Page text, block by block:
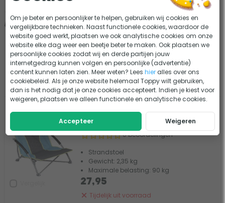
Vergelijk
strandmat/strandstoel - Blauw
1 beoordeling
Strandstoel
Gewicht: 1,1 kg
Tijdelijk uit voorraad
19,95
13,97
Bo-Camp Beach Chair Compact
vouwstoel - Blauw/grijs
0 beoordelingen
Strandstoel
Gewicht: 2,35 kg
Maximale belasting: 90 kg
Tijdelijk uit voorraad
27,95
Om je beter en persoonlijker te helpen, gebruiken wij cookies en
vergelijkbare technieken. Naast functionele cookies, waardoor de
website goed werkt, plaatsen we ook analytische cookies om onze
website elke dag weer een beetje beter te maken. Ook plaatsen we
persoonlijke cookies zodat wij en derde partijen jouw
internetgedrag kunnen volgen en persoonlijke (advertentie)
content kunnen laten zien. Meer weten? Leeshier alles over ons
cookiebeleid. Als je onze website helemaal Toppy wilt gebruiken,
dan is het nodig dat je onze cookies accepteert. Indien je kiest voor
weigeren, plaatsen we alleen functionele en analytische cookies.
Accepteer Weigeren